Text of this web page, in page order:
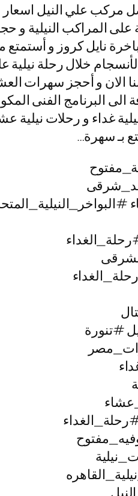
مركب علي النيل اسعار
المراكب النيلية و
نايل كروز و أستمتع
خلال رحلة نيلية
الان و أحجز سهرات
3 ساعات مع العشاء بالإضافة
بـ سهرة…
#تنورة